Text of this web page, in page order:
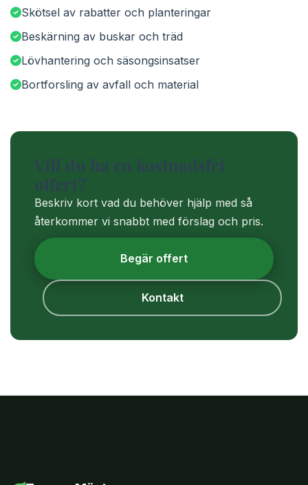
Skötsel av rabatter och planteringar
Beskärning av buskar och träd
Lövhantering och säsongsinsatser
Bortforsling av avfall och material
Vill du ha en kostnadsfri
offert?
Beskriv kort vad du behöver hjälp med så
återkommer vi snabbt med förslag och pris.
Begär offert
Kontakt